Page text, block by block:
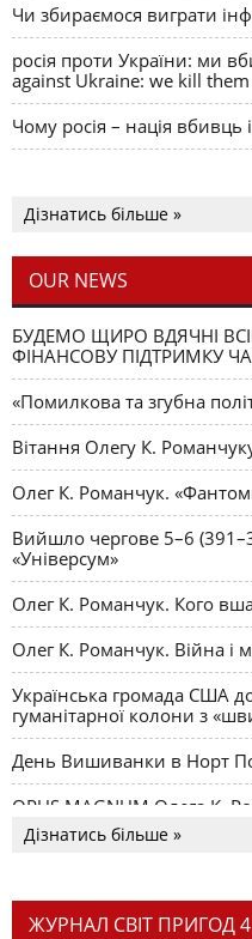
Чи збираємося виграти
росія проти України: ми
against Ukraine: we kill
Чому росія – нація вбивць і
Дізнатись більше »
OUR NEWS
БУДЕМО ЩИРО ВДЯЧНІ
ФІНАНСОВУ ПІДТРИМКУ
«Помилкова та згубна
Вітання Олегу К.
Олег К. Романчук.
Вийшло чергове 5–6
«Універсум»
Олег К. Романчук. Кого
Олег К. Романчук. Війна і
Українська громада США
гуманітарної колони з
День Вишиванки в Норт
OPUS MAGNUM Олега К.
Дізнатись більше »
ЖУРНАЛ СВІТ ПРИГОД 4